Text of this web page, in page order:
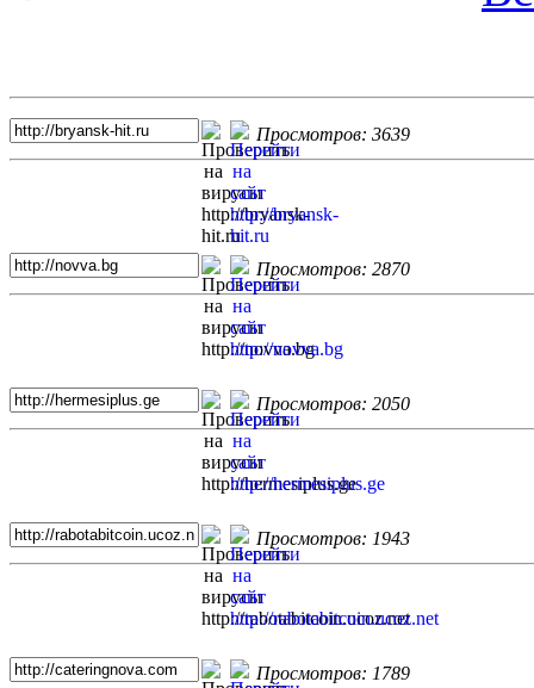
Просмотров: 3639
Просмотров: 2870
Просмотров: 2050
Просмотров: 1943
Просмотров: 1789